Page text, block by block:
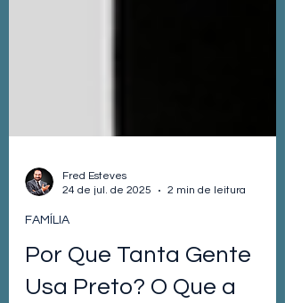
24 de jul. de 2025
FAMÍLIA
Por Que Tanta Gente